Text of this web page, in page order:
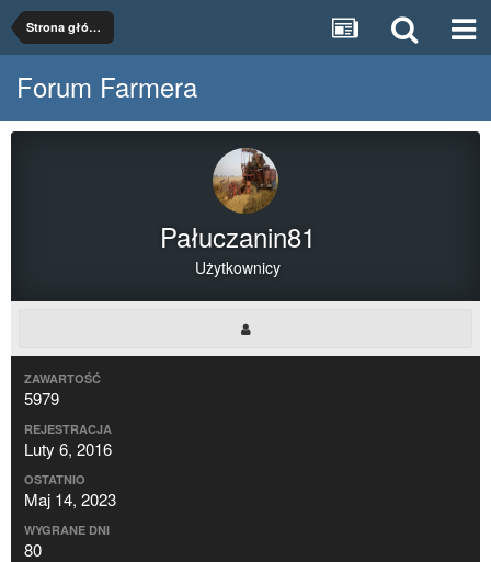
Strona główna
Forum Farmera
Pałuczanin81
Użytkownicy
ZAWARTOŚĆ
5979
REJESTRACJA
Luty 6, 2016
OSTATNIO
Maj 14, 2023
WYGRANE DNI
80